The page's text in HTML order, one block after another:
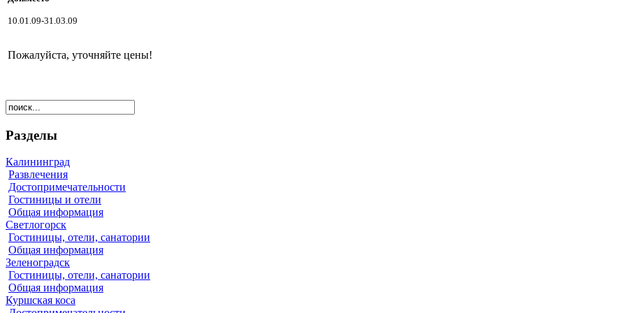
10.01.09-31.03.09
Пожалуйста, уточняйте цены!
Разделы
Калининград
Развлечения
Достопримечательности
Гостиницы и отели
Общая информация
Светлогорск
Гостиницы, отели, санатории
Общая информация
Зеленоградск
Гостиницы, отели, санатории
Общая информация
Куршская коса